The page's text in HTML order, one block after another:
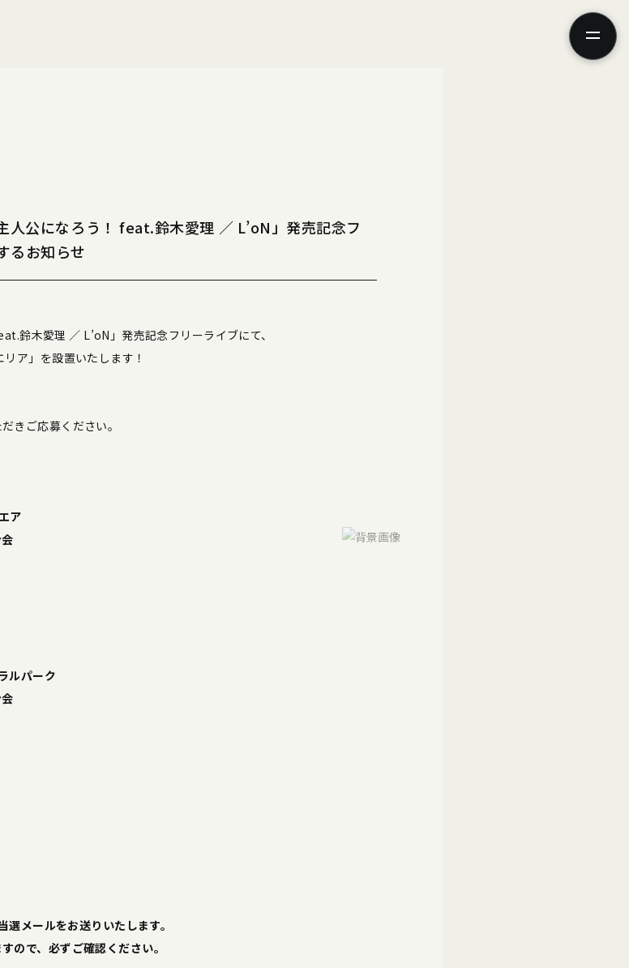
公になろう！ feat.鈴木愛理 ／ L’oN」発売記念フ
るお知らせ
鈴木愛理 ／ L’oN」発売記念フリーライブにて、
ア」を設置いたします！
きご応募ください。
ア
ルパーク
メールをお送りいたします。
ので、必ずご確認ください。